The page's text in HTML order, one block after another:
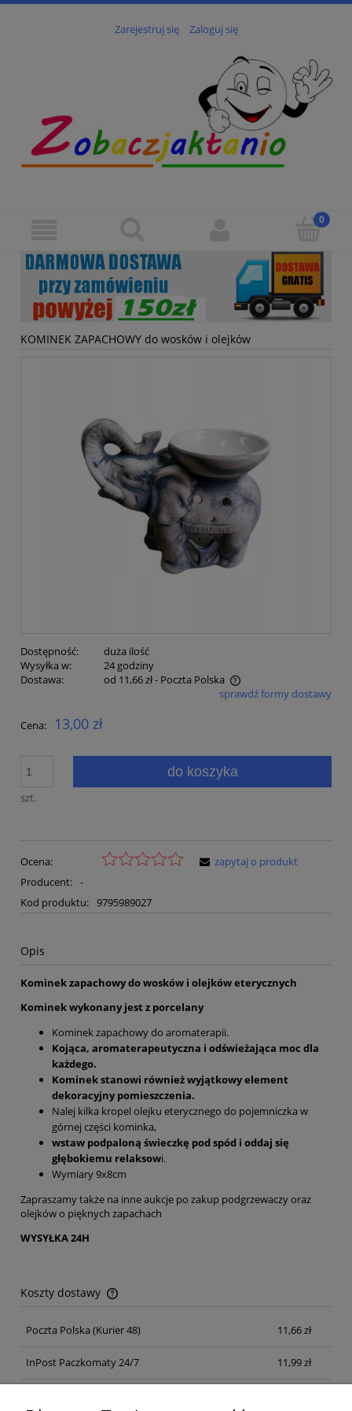
Zarejestruj się Zaloguj się
KOMINEK ZAPACHOWY do wosków i olejków
Dostępność:
duża ilość
Wysyłka w:
24 godziny
Dostawa:
od 11,66 zł- Poczta Polska
Cena nie zawiera ewentualnych kosztów płatnościsprawdź formy dostawy
Cena: 13,00 zł
szt.
do koszyka
Ocena:
Producent: -
Kod produktu: 9795989027
zapytaj o produkt
Opis
Kominek zapachowy do wosków i olejków eterycznych
Kominek wykonany jest z porcelany
Kominek zapachowy do aromaterapii.
Kojąca, aromaterapeutyczna i odświeżająca moc dla
każdego.
Kominek stanowi również wyjątkowy element
dekoracyjny pomieszczenia.
Nalej kilka kropel olejku eterycznego do pojemniczka w
górnej części kominka,
wstaw podpaloną świeczkę pod spód i oddaj się
głębokiemu relaksowi.
Wymiary 9x8cm
Zapraszamy także na inne aukcje po zakup podgrzewaczy oraz
olejków o pięknych zapachach
WYSYŁKA 24H
Koszty dostawy
Cena nie zawiera ewentualnych kosztów płatności
Poczta Polska (Kurier 48) 11,66 zł
InPost Paczkomaty 24/7 11,99 zł